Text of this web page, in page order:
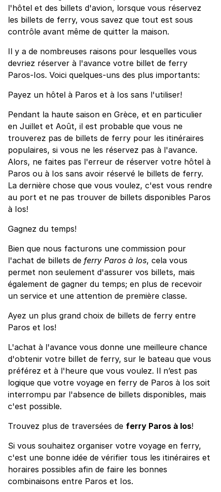
l'hôtel et des billets d'avion, lorsque vous réservez
les billets de ferry, vous savez que tout est sous
contrôle avant même de quitter la maison.
Il y a de nombreuses raisons pour lesquelles vous
devriez réserver à l'avance votre billet de ferry
Paros-Ios. Voici quelques-uns des plus importants:
Payez un hôtel à Paros et à Ios sans l'utiliser!
Pendant la haute saison en Grèce, et en particulier
en Juillet et Août, il est probable que vous ne
trouverez pas de billets de ferry pour les itinéraires
populaires, si vous ne les réservez pas à l'avance.
Alors, ne faites pas l'erreur de réserver votre hôtel à
Paros ou à Ios sans avoir réservé le billets de ferry.
La dernière chose que vous voulez, c'est vous rendre
au port et ne pas trouver de billets disponibles Paros
à Ios!
Gagnez du temps!
Bien que nous facturons une commission pour
l'achat de billets de ferry Paros à Ios, cela vous
permet non seulement d'assurer vos billets, mais
également de gagner du temps; en plus de recevoir
un service et une attention de première classe.
Ayez un plus grand choix de billets de ferry entre
Paros et Ios!
L'achat à l'avance vous donne une meilleure chance
d'obtenir votre billet de ferry, sur le bateau que vous
préférez et à l'heure que vous voulez. Il n’est pas
logique que votre voyage en ferry de Paros à Ios soit
interrompu par l'absence de billets disponibles, mais
c'est possible.
Trouvez plus de traversées de ferry Paros à Ios!
Si vous souhaitez organiser votre voyage en ferry,
c'est une bonne idée de vérifier tous les itinéraires et
horaires possibles afin de faire les bonnes
combinaisons entre Paros et Ios.